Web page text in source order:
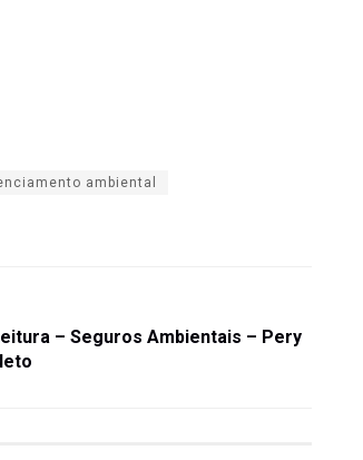
ambiental
– Seguros Ambientais – Pery